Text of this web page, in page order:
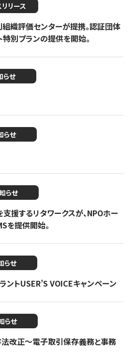
リース
組織評価センターが提携。認証団体
別プランの提供を開始。
らせ
らせ
らせ
援するリタワークスが、NPOホー
を提供開始。
らせ
ントUSER’S VOICEキャンペーン
らせ
改正～電子取引保存義務と事務